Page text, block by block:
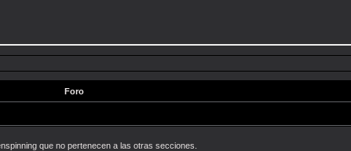
Foro
que no pertenecen a las otras secciones.